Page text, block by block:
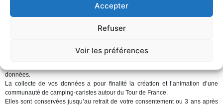
Accepter
Refuser
Voir les préférences
Les informations recueillies sur ce formulaire sont enregistrées dans un fichier
26 quai Marcel Boyer 94200 Ivry sur Seine
seront traitées sur la base de votre consentement que vous pouvez retirer à
tout moment en nous contactant via
données.
La collecte de vos données a pour finalité la création et l’animation d’une
communauté de camping-caristes autour du Tour de France.
Elles sont conservées jusqu’au retrait de votre consentement ou 3 ans après